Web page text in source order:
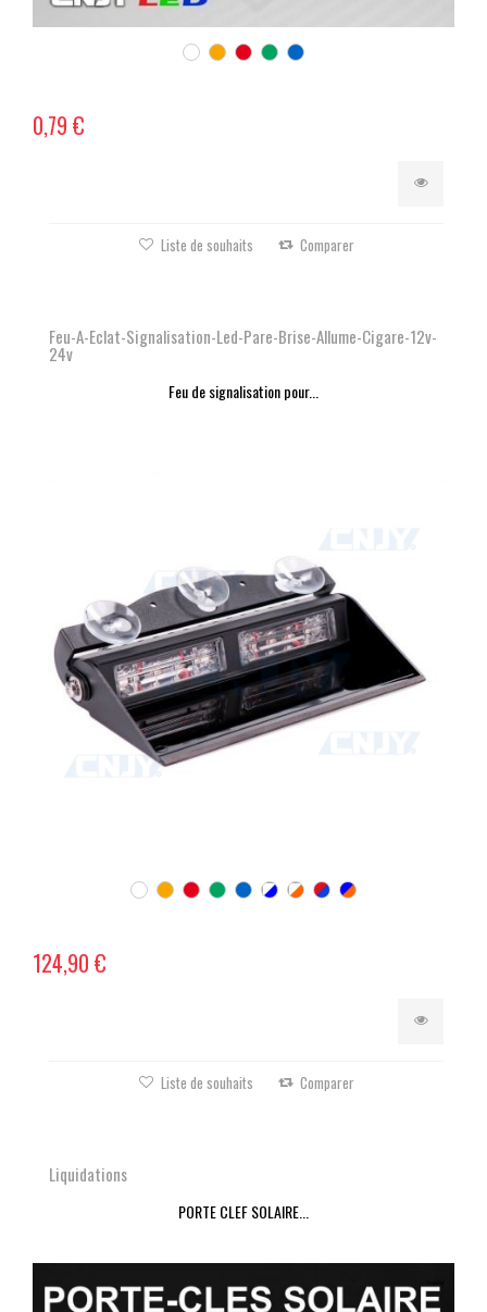
0,79 €
Liste de souhaits Comparer
Feu-A-Eclat-Signalisation-Led-Pare-Brise-Allume-Cigare-12v-
24v
Feu de signalisation pour...
124,90 €
Liste de souhaits Comparer
Liquidations
PORTE CLEF SOLAIRE...